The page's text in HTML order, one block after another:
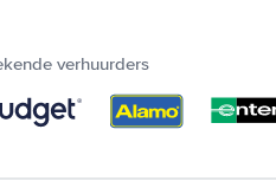
verhuurders